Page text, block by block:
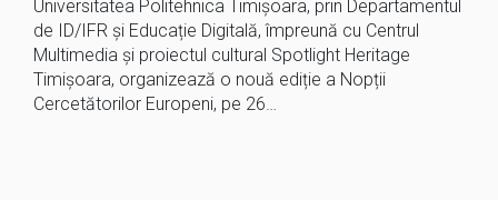
Universitatea Politehnica Timișoara, prin Departamentul
de ID/IFR și Educație Digitală, împreună cu Centrul
Multimedia și proiectul cultural Spotlight Heritage
Timișoara, organizează o nouă ediție a Nopții
Cercetătorilor Europeni, pe 26…